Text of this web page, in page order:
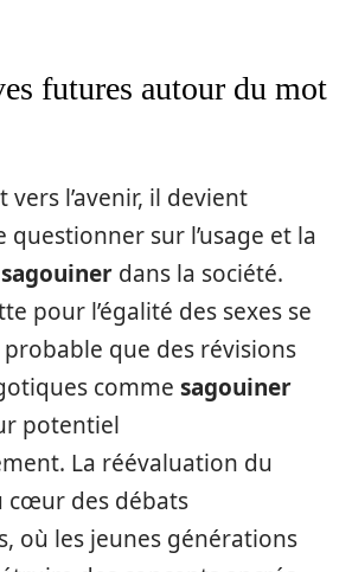
futures autour du mot
vers l’avenir, il devient
sur l’usage et la
sagouiner dans la société.
pour l’égalité des sexes se
que des révisions
comme sagouiner
potentiel
La réévaluation du
cœur des débats
où les jeunes générations